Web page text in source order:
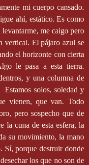
mi cuerpo cansado.
ahí, estático. Es como
me caigo pero
vertical. El pájaro azul se
el horizonte con cierta
le pasa a esta tierra.
y una columna de
Estamos solos, soledad y
vienen, que van. Todo
pero sospecho que de
la cuna de esta esfera, la
su movimiento, la mano
Sí, porque destruir donde
los que no son de